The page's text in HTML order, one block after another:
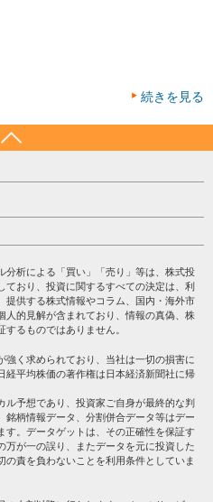
続きを見る
分析による「買い」「売り」等は、株式投
ており、投資に関するすべての決定は、利
提供する株式情報やコラム、国内・海外市
人的見解が含まれており、情報の真偽、株
るものではありません。
く求められており、当社は一切の損害に
経平均株価の著作権は日本経済新聞社に帰
ル予想であり、投資家ご自身が最終的な判
柄情報データ、分割併合データ等はデー
す。データゲットは、その正確性を保証す
万が一の誤り、またデータを元に投資した
責を負わないことを利用条件としていま